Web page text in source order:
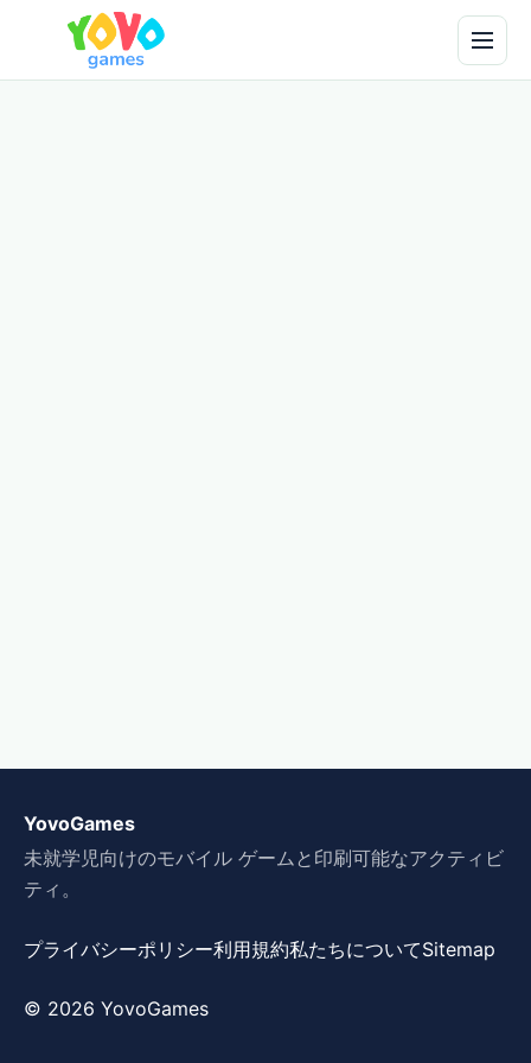
YovoGames
未就学児向けのモバイル ゲームと印刷可能なアクティビ
ティ。
プライバシーポリシー利用規約私たちについてSitemap
© 2026 YovoGames